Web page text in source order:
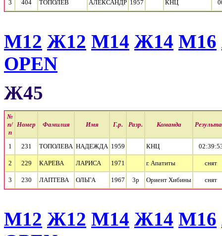
3 404 ТОПОЛЕВ АЛЕКСАНДР 1957 КНЦ
М12 Ж12 М14 Ж14 М16
OPEN
Ж45
№
п/
п
Номер Фамилия Имя Г.р. Разр. Команда
1 231 ТОПОЛЕВА НАДЕЖДА 1959 КНЦ
2 229 КАРЕВА ЛАРИСА 1971 г. Апатиты cнят
3 230 ЛАПТЕВА ОЛЬГА 1967 3р Ориент Хибины cнят
М12 Ж12 М14 Ж14 М16